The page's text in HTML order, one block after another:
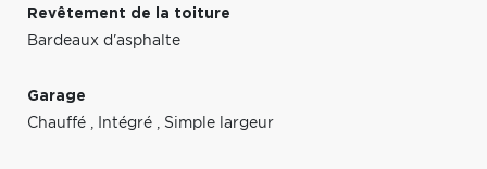
Revêtement de la toiture
Bardeaux d'asphalte
Garage
Chauffé , Intégré , Simple largeur